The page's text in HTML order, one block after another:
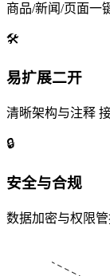
商品/新闻/页面一
🛠
易扩展二开
清晰架构与注释
🔒
安全与合规
数据加密与权限